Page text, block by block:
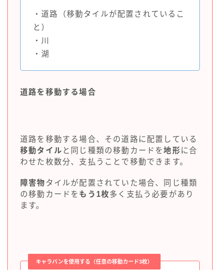
・道路（移動タイルが配置されているこ
と）
・川
・湖
道路を移動する場合
道路を移動する場合、その道路に配置している
移動タイル と同じ種類の移動カードを地形 に合
わせた枚数分、支払うことで移動できます。
障害物 タイルが配置されていた場合、同じ種類
の移動カードを もう1枚多く支払う必要があり
ます。
キャラバンを使用する（任意の移動カード3枚）